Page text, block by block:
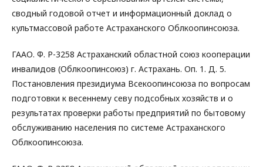
сводный годовой отчет и информационный доклад о
культмассовой работе Астраханского Облкоопинсоюза.
ГААО. Ф. Р-3258 Астраханский областной союз кооперации
инвалидов (Облкоопинсоюз) г. Астрахань. Оп. 1. Д. 5.
Постановления президиума Всекоопинсоюза по вопросам
подготовки к весеннему севу подсобных хозяйств и о
результатах проверки работы предприятий по бытовому
обслуживанию населения по системе Астраханского
Облкоопинсоюза.